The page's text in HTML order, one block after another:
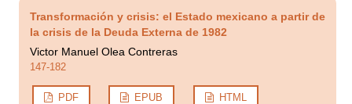
Transformación y crisis: el Estado mexicano a partir de
la crisis de la Deuda Externa de 1982
Victor Manuel Olea Contreras
147-182
PDF EPUB HTML